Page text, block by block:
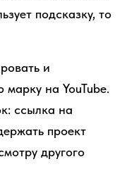
подсказку, то
и
марку на YouTube.
ссылка на
проект
другого